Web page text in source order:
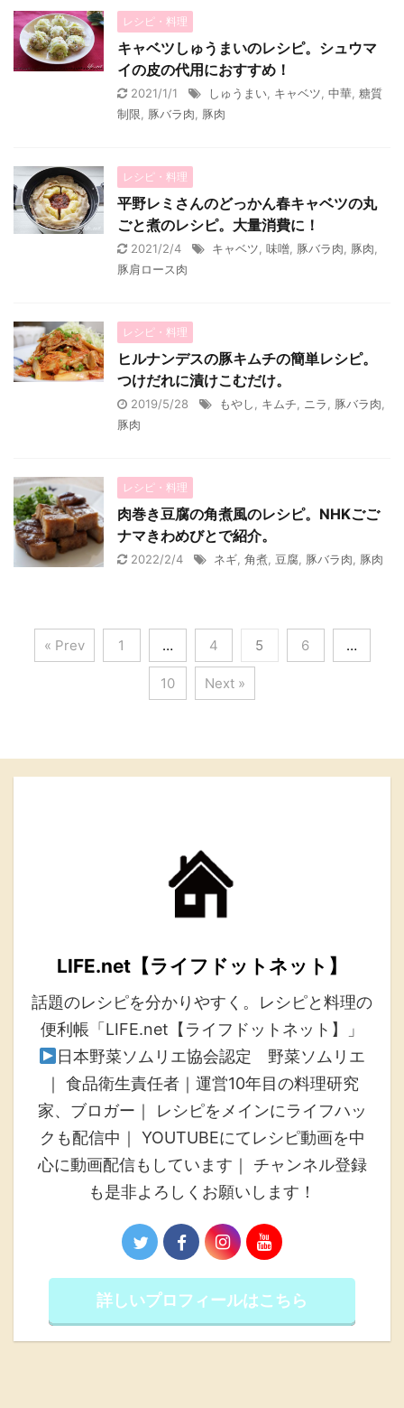
レシピ・料理
キャベツしゅうまいのレシピ。シュウマ
イの皮の代用におすすめ！
2021/1/1 しゅうまい キャベツ 中華 糖質
制限
豚バラ肉 豚肉
レシピ・料理
平野レミさんのどっかん春キャベツの丸
ごと煮のレシピ。大量消費に！
2021/2/4 キャベツ 味噌 豚バラ肉 豚肉
豚肩ロース肉
レシピ・料理
ヒルナンデスの豚キムチの簡単レシピ。
つけだれに漬けこむだけ。
2019/5/28 もやし キムチ ニラ 豚バラ肉
豚肉
レシピ・料理
肉巻き豆腐の角煮風のレシピ。NHKごご
ナマきわめびとで紹介。
2022/2/4 ネギ 角煮 豆腐 豚バラ肉 豚肉
« Prev 1 … 4 5 6 …
10 Next »
LIFE.net【ライフドットネット】
話題のレシピを分かりやすく。レシピと料理の
便利帳「LIFE.net【ライフドットネット】」
日本野菜ソムリエ協会認定 野菜ソムリエ
｜ 食品衛生責任者｜運営10年目の料理研究
家、ブロガー｜ レシピをメインにライフハッ
クも配信中｜ YOUTUBEにてレシピ動画を中
心に動画配信もしています｜ チャンネル登録
も是非よろしくお願いします！
詳しいプロフィールはこちら